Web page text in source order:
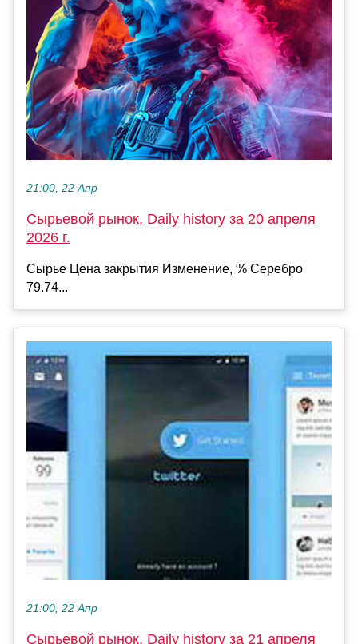
21:00, 22 Апр
Сырьевой рынок, Daily history за 20 апреля
2026 г.
Сырье Цена закрытия Изменение, % Серебро
79.74...
21:00, 22 Апр
Сырьевой рынок, Daily history за 21 апреля